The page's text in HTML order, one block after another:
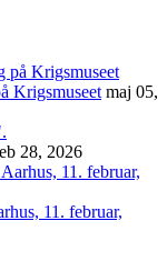
Krigsmuseet maj 05,
28, 2026
11. februar,